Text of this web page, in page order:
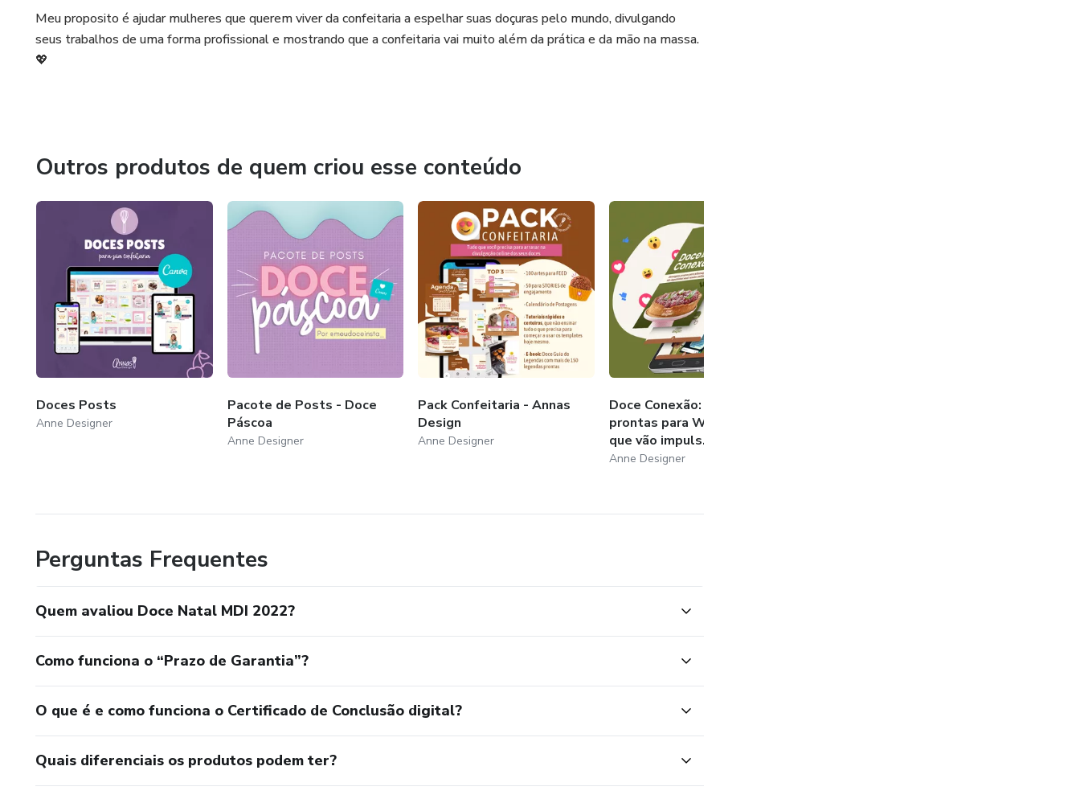
Meu proposito é ajudar mulheres que querem viver da confeitaria a espelhar suas doçuras pelo mundo, divulgando
seus trabalhos de uma forma profissional e mostrando que a confeitaria vai muito além da prática e da mão na massa.
💖
Outros produtos de quem criou esse conteúdo
Doces Posts
Anne Designer
Pacote de Posts - Doce
Páscoa
Anne Designer
Pack Confeitaria - Annas
Design
Anne Designer
Doce Conexão: Mensagens
prontas para WhatsApp
que vão impuls...
Anne Designer
Perguntas Frequentes
Quem avaliou Doce Natal MDI 2022?
Como funciona o “Prazo de Garantia”?
O que é e como funciona o Certificado de Conclusão digital?
Quais diferenciais os produtos podem ter?